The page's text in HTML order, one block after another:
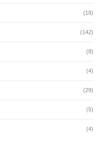
(18)
(142)
(8)
(4)
(29)
(5)
(4)